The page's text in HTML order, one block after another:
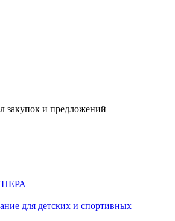
закупок и предложений